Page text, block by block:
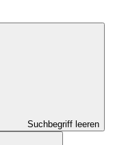
Suchbegriff leeren